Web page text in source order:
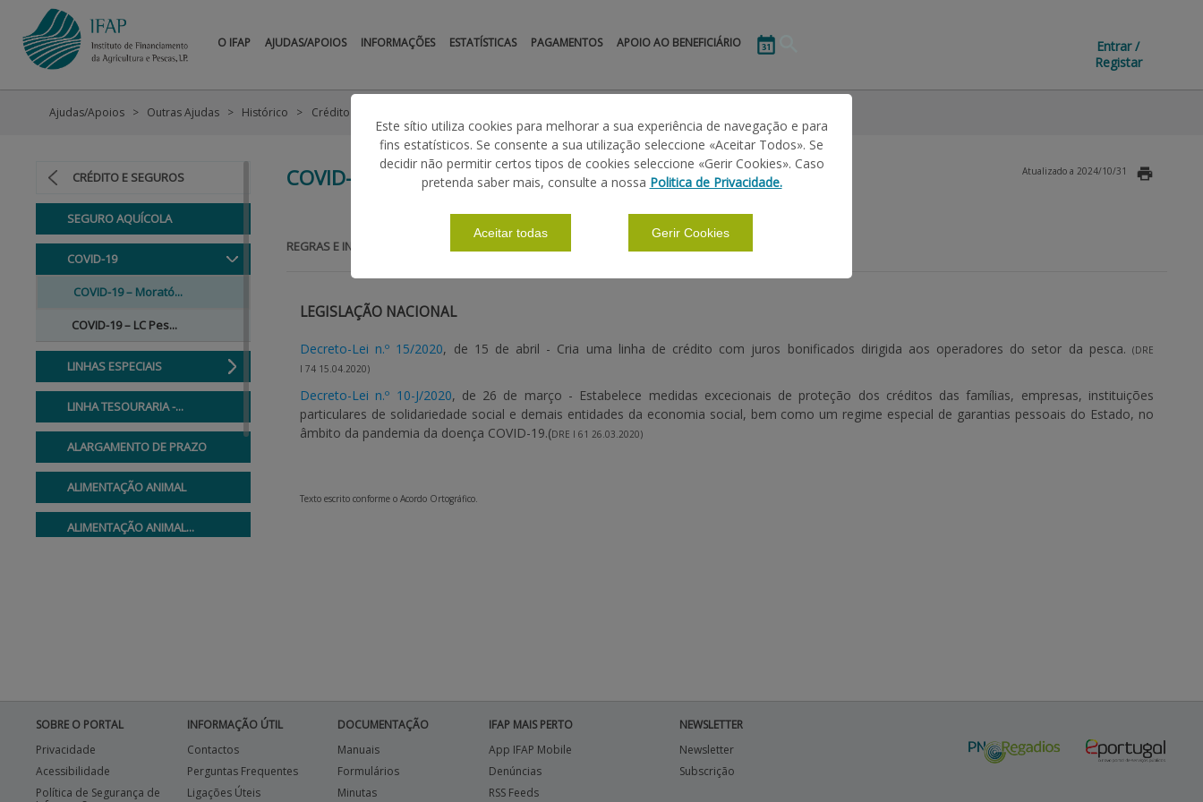
O IFAP AJUDAS/APOIOS INFORMAÇÕES ESTATÍSTICAS PAGAMENTOS APOIO AO BENEFICIÁRIO
Entrar /
Registar
CRÉDITO E SEGUROS
SEGURO AQUÍCOLA
COVID-19
COVID-19 – Morató...
COVID-19 – LC Pes...
LINHAS ESPECIAIS
LINHA TESOURARIA -...
ALARGAMENTO DE PRAZO
ALIMENTAÇÃO ANIMAL
ALIMENTAÇÃO ANIMAL...
Ajudas/Apoios Outras Ajudas Histórico Crédito e Seguros
COVID-19 – MORATÓRIA DE OPERAÇÕES DE CRÉDITO
REGRAS E INFORMAÇÃO BÁSICAS
Atualizado a 2024/10/31
LEGISLAÇÃO NACIONAL
Decreto-Lei n.º 15/2020, de 15 de abril - Cria uma linha de crédito com juros bonificados dirigida aos operadores do setor da pesca.(DRE
I 74 15.04.2020)
Decreto-Lei n.º 10-J/2020, de 26 de março - Estabelece medidas excecionais de proteção dos créditos das famílias, empresas, instituições
particulares de solidariedade social e demais entidades da economia social, bem como um regime especial de garantias pessoais do Estado, no
âmbito da pandemia da doença COVID-19.(DRE I 61 26.03.2020)
Texto escrito conforme o Acordo Ortográfico.
SOBRE O PORTAL
Privacidade
Acessibilidade
Política de Segurança de
INFORMAÇÃO ÚTIL
Contactos
Perguntas Frequentes
Ligações Úteis
DOCUMENTAÇÃO
Manuais
Formulários
Minutas
IFAP MAIS PERTO
App IFAP Mobile
Denúncias
RSS Feeds
NEWSLETTER
Newsletter
Subscrição
Este sítio utiliza cookies para melhorar a sua experiência de navegação e para
fins estatísticos. Se consente a sua utilização seleccione «Aceitar Todos». Se
decidir não permitir certos tipos de cookies seleccione «Gerir Cookies». Caso
pretenda saber mais, consulte a nossa Politica de Privacidade.
Aceitar todas Gerir Cookies